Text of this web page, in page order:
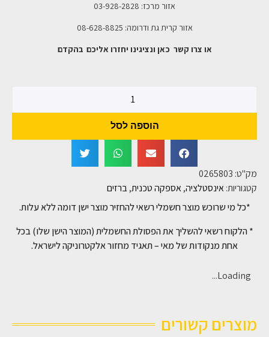
אזור מרכז: 03-928-2828
אזור קרית גת ודרומה: 08-628-8825
או צרו קשר כאן ונציגינו יחזרו אליכם בהקדם
הוספה לסל
מק"ט: 0265803
קטגוריות:אינסטלציה,אספקה טכנית,ברזים
*כל מי שרוכש מוצר חשמלי רשאי להחזיר מוצר ישן דומה ללא עלות.
* הלקוח רשאי להשליך את הפסולת החשמלית (המוצר הישן שלו) בכל
אחת מנקודות של מאי – תאגיד מחזור אלקטרוניקה לישראל.
Loading...
מוצרים קשורים